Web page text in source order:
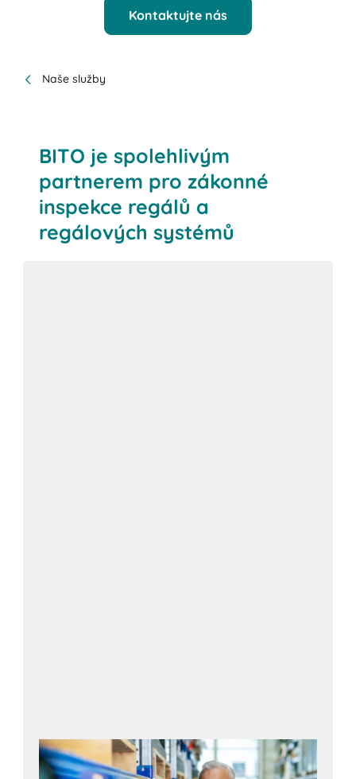
Kontaktujte nás
Naše služby
BITO je spolehlivým
partnerem pro zákonné
inspekce regálů a
regálových systémů
Odeslat dotaz